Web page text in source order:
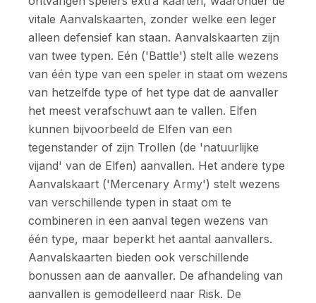
vitale Aanvalskaarten, zonder welke een leger
alleen defensief kan staan. Aanvalskaarten zijn
van twee typen. Eén ('Battle') stelt alle wezens
van één type van een speler in staat om wezens
van hetzelfde type of het type dat de aanvaller
het meest verafschuwt aan te vallen. Elfen
kunnen bijvoorbeeld de Elfen van een
tegenstander of zijn Trollen (de 'natuurlijke
vijand' van de Elfen) aanvallen. Het andere type
Aanvalskaart ('Mercenary Army') stelt wezens
van verschillende typen in staat om te
combineren in een aanval tegen wezens van
één type, maar beperkt het aantal aanvallers.
Aanvalskaarten bieden ook verschillende
bonussen aan de aanvaller. De afhandeling van
aanvallen is gemodelleerd naar Risk. De